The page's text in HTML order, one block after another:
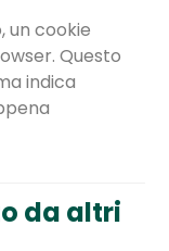
un cookie
Questo
indica
da altri